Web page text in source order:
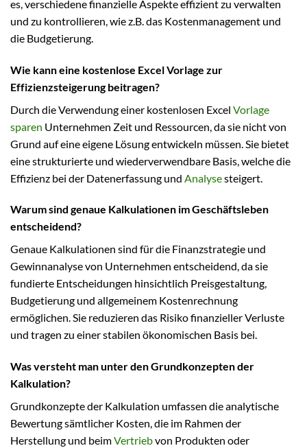
es, verschiedene finanzielle Aspekte effizient zu verwalten
und zu kontrollieren, wie z.B. das Kostenmanagement und
die Budgetierung.
Wie kann eine kostenlose Excel Vorlage zur
Effizienzsteigerung beitragen?
Durch die Verwendung einer kostenlosen Excel Vorlage
sparen Unternehmen Zeit und Ressourcen, da sie nicht von
Grund auf eine eigene Lösung entwickeln müssen. Sie bietet
eine strukturierte und wiederverwendbare Basis, welche die
Effizienz bei der Datenerfassung und Analysesteigert.
Warum sind genaue Kalkulationen im Geschäftsleben
entscheidend?
Genaue Kalkulationen sind für die Finanzstrategie und
Gewinnanalyse von Unternehmen entscheidend, da sie
fundierte Entscheidungen hinsichtlich Preisgestaltung,
Budgetierung und allgemeinem Kostenrechnung
ermöglichen. Sie reduzieren das Risiko finanzieller Verluste
und tragen zu einer stabilen ökonomischen Basis bei.
Was versteht man unter den Grundkonzepten der
Kalkulation?
Grundkonzepte der Kalkulation umfassen die analytische
Bewertung sämtlicher Kosten, die im Rahmen der
Herstellung und beimVertriebvon Produkten oder